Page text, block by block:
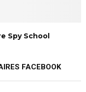
Spy School
FACEBOOK